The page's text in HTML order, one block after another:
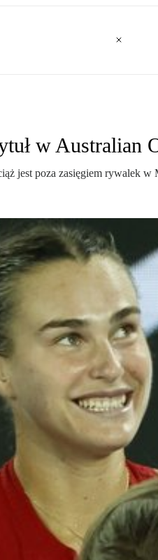
w Australian
jest poza zasięgiem rywalek